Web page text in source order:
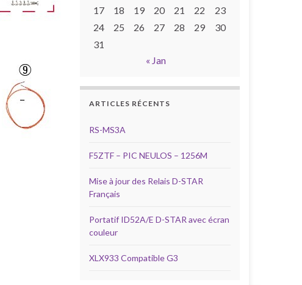
17
18 19 20 21 22
23
24
25 26 27 28 29
30
31
« Jan
ARTICLES RÉCENTS
RS-MS3A
F5ZTF – PIC NEULOS – 1256M
Mise à jour des Relais D-STAR
Français
Portatif ID52A/E D-STAR avec écran
couleur
XLX933 Compatible G3